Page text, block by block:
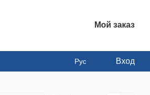
Мой заказ
Рус Вход